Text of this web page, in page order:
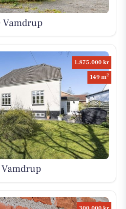
Vamdrup
1.875.000 kr
149 m2